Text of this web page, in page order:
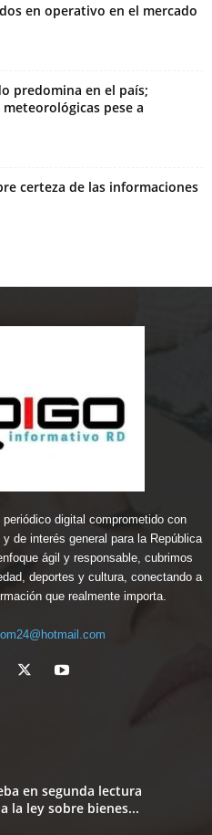
en operativo en el mercado
predomina en el país;
pese a
certeza de las informaciones
digital comprometido con
de interés general para la República
ágil y responsable, cubrimos
deportes y cultura, conectando a
que realmente importa.
en segunda lectura
la ley sobre bienes...